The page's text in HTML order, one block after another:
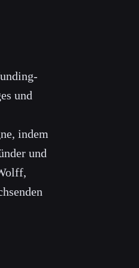
und
indem
und